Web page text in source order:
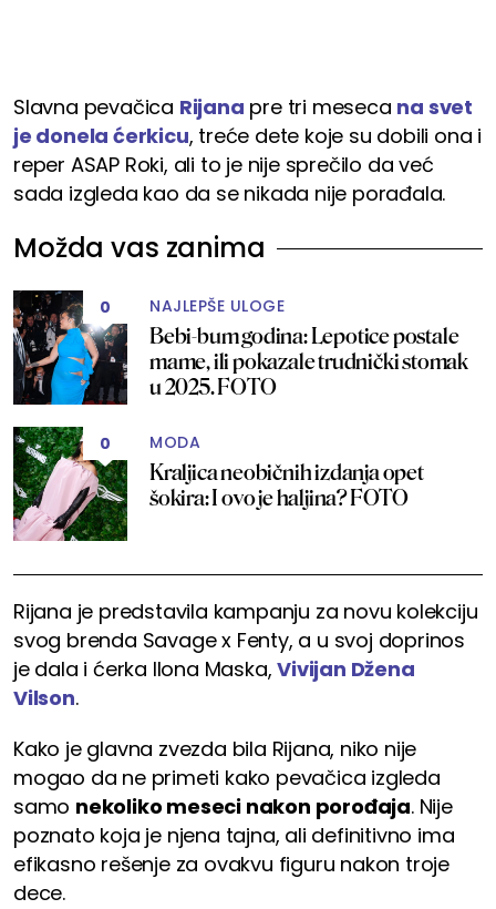
Slavna pevačica Rijana pre tri meseca na svet
je donela ćerkicu, treće dete koje su dobili ona i
reper ASAP Roki, ali to je nije sprečilo da već
sada izgleda kao da se nikada nije porađala.
Možda vas zanima
0 NAJLEPŠE ULOGE
Bebi-bum godina: Lepotice postale
mame, ili pokazale trudnički stomak
u 2025. FOTO
0 MODA
Kraljica neobičnih izdanja opet
šokira: I ovo je haljina? FOTO
Rijana je predstavila kampanju za novu kolekciju
svog brenda Savage x Fenty, a u svoj doprinos
je dala i ćerka Ilona Maska,Vivijan Džena
Vilson.
Kako je glavna zvezda bila Rijana, niko nije
mogao da ne primeti kako pevačica izgleda
samo nekoliko meseci nakon porođaja. Nije
poznato koja je njena tajna, ali definitivno ima
efikasno rešenje za ovakvu figuru nakon troje
dece.